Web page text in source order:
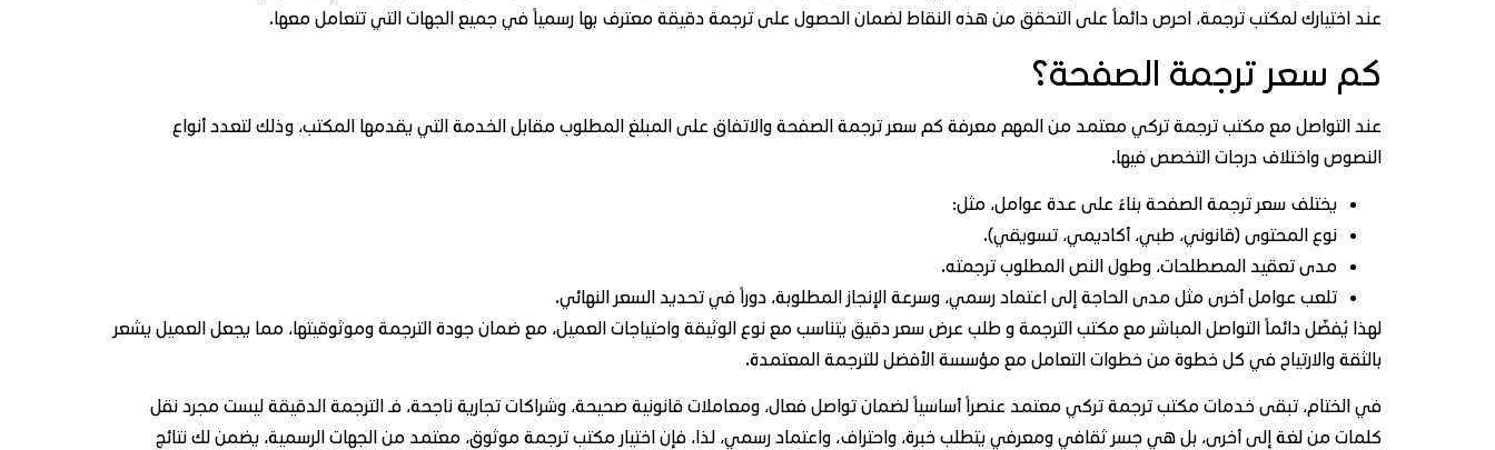
عند اختيارك لمكتب ترجمة، احرص دائماً على التحقق من هذه النقاط لضمان الحصول على ترجمة دقيقة معترف بها رسمياً في جميع الجهات التي تتعامل معها.
كم سعر ترجمة الصفحة؟
عند التواصل مع مكتب ترجمة تركي معتمد من المهم معرفة كم سعر ترجمة الصفحة والاتفاق على المبلغ المطلوب مقابل الخدمة التي يقدمها المكتب، وذلك لتعدد أنواع
النصوص واختلاف درجات التخصص فيها.
يختلف سعر ترجمة الصفحة بناءً على عدة عوامل، مثل:
نوع المحتوى (قانوني، طبي، أكاديمي، تسويقي).
مدى تعقيد المصطلحات، وطول النص المطلوب ترجمته.
تلعب عوامل أخرى مثل مدى الحاجة إلى اعتماد رسمي، وسرعة الإنجاز المطلوبة، دوراً في تحديد السعر النهائي.
لهذا يُفضّل دائماً التواصل المباشر مع مكتب الترجمة و طلب عرض سعر دقيق يتناسب مع نوع الوثيقة واحتياجات العميل، مع ضمان جودة الترجمة وموثوقيتها، مما يجعل العميل يشعر
بالثقة والارتياح في كل خطوة من خطوات التعامل مع مؤسسة الأفضل للترجمة المعتمدة.
في الختام، تبقى خدمات مكتب ترجمة تركي معتمد عنصراً أساسياً لضمان تواصل فعال، ومعاملات قانونية صحيحة، وشراكات تجارية ناجحة، فـ الترجمة الدقيقة ليست مجرد نقل
كلمات من لغة إلى أخرى، بل هي جسر ثقافي ومعرفي يتطلب خبرة، واحتراف، واعتماد رسمي، لذا، فإن اختيار مكتب ترجمة موثوق، معتمد من الجهات الرسمية، يضمن لك نتائج